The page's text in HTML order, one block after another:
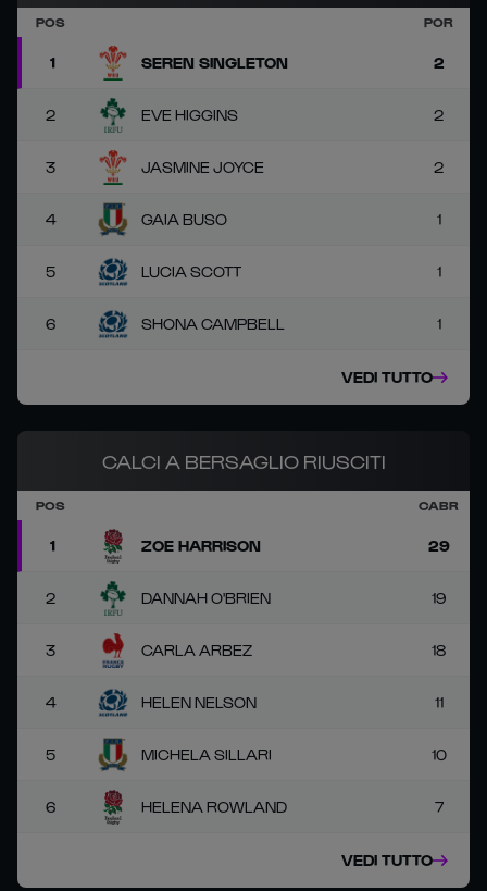
POS POR
1 SEREN SINGLETON 2
2 EVE HIGGINS 2
3 JASMINE JOYCE 2
4 GAIA BUSO 1
5 LUCIA SCOTT 1
6 SHONA CAMPBELL 1
VEDI TUTTO
CALCI A BERSAGLIO RIUSCITI
POS CABR
1 ZOE HARRISON 29
2 DANNAH O'BRIEN 19
3 CARLA ARBEZ 18
4 HELEN NELSON 11
5 MICHELA SILLARI 10
6 HELENA ROWLAND 7
VEDI TUTTO